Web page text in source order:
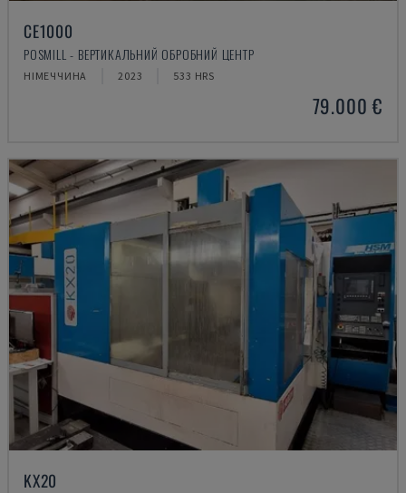
CE1000
POSMILL - ВЕРТИКАЛЬНИЙ ОБРОБНИЙ ЦЕНТР
НІМЕЧЧИНА 2023 533 HRS
79.000 €
KX20